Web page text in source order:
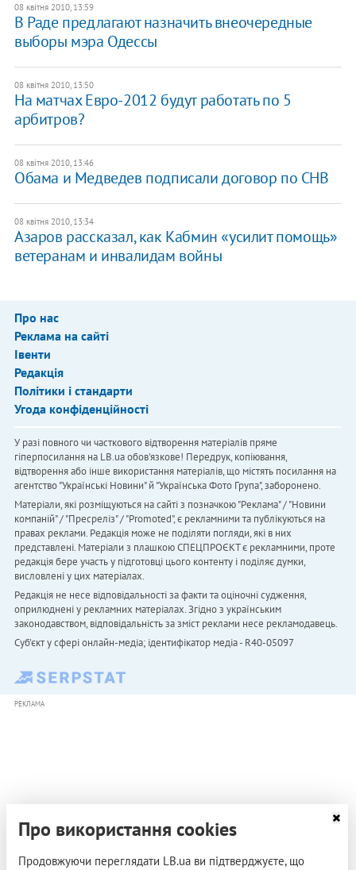
08 квітня 2010, 13:59
В Раде предлагают назначить внеочередные
выборы мэра Одессы
08 квітня 2010, 13:50
На матчах Евро-2012 будут работать по 5
арбитров?
08 квітня 2010, 13:46
Обама и Медведев подписали договор по СНВ
08 квітня 2010, 13:34
Азаров рассказал, как Кабмин «усилит помощь»
ветеранам и инвалидам войны
Про нас
Реклама на сайті
Івенти
Редакція
Політики і стандарти
Угода конфіденційності
У разі повного чи часткового відтворення матеріалів пряме
гіперпосилання на LB.ua обов'язкове! Передрук, копіювання,
відтворення або інше використання матеріалів, що містять посилання на
агентство "Українськi Новини" й "Українська Фото Група", заборонено.
Матеріали, які розміщуються на сайті з позначкою "Реклама" / "Новини
компаній" / "Пресреліз" / "Promoted", є рекламними та публікуються на
правах реклами. Редакція може не поділяти погляди, які в них
представлені. Матеріали з плашкою СПЕЦПРОЄКТ є рекламними, проте
редакція бере участь у підготовці цього контенту і поділяє думки,
висловлені у цих матеріалах.
Редакція не несе відповідальності за факти та оціночні судження,
оприлюднені у рекламних матеріалах. Згідно з українським
законодавством, відповідальність за зміст реклами несе рекламодавець.
Cуб'єкт у сфері онлайн-медіа; ідентифікатор медіа - R40-05097
РЕКЛАМА
Про використання cookies
Продовжуючи переглядати LB.ua ви підтверджуєте, що